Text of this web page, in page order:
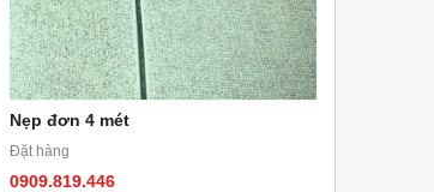
Nẹp đơn 4 mét
Đặt hàng
0909.819.446